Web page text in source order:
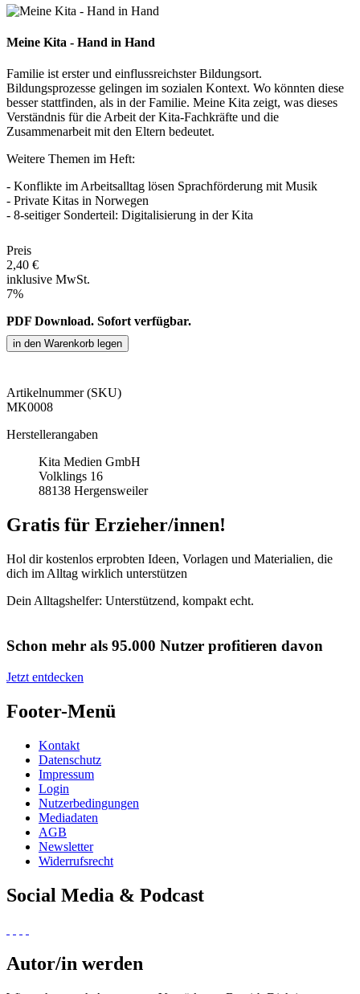
Meine Kita - Hand in Hand
Familie ist erster und einflussreichster Bildungsort.
Bildungsprozesse gelingen im sozialen Kontext. Wo könnten diese
besser stattfinden, als in der Familie. Meine Kita zeigt, was dieses
Verständnis für die Arbeit der Kita-Fachkräfte und die
Zusammenarbeit mit den Eltern bedeutet.
Weitere Themen im Heft:
- Konflikte im Arbeitsalltag lösen Sprachförderung mit Musik
- Private Kitas in Norwegen
- 8-seitiger Sonderteil: Digitalisierung in der Kita
Preis
2,40 €
inklusive MwSt.
7%
PDF Download. Sofort verfügbar.
Artikelnummer (SKU)
MK0008
Herstellerangaben
Kita Medien GmbH
Volklings 16
88138 Hergensweiler
Gratis für Erzieher/innen!
Hol dir kostenlos erprobten Ideen, Vorlagen und Materialien, die
dich im Alltag wirklich unterstützen
Dein Alltagshelfer: Unterstützend, kompakt echt.
Schon mehr als 95.000 Nutzer profitieren davon
Jetzt entdecken
Footer-Menü
Kontakt
Datenschutz
Impressum
Login
Nutzerbedingungen
Mediadaten
AGB
Newsletter
Widerrufsrecht
Social Media & Podcast
Autor/in werden